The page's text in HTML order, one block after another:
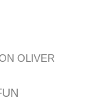
OLIVER